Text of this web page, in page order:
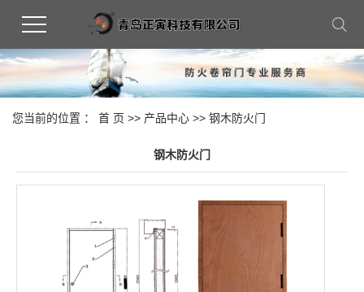
您当前的位置 ： 首 页 >> 产品中心 >> 钢木防火门
钢木防火门